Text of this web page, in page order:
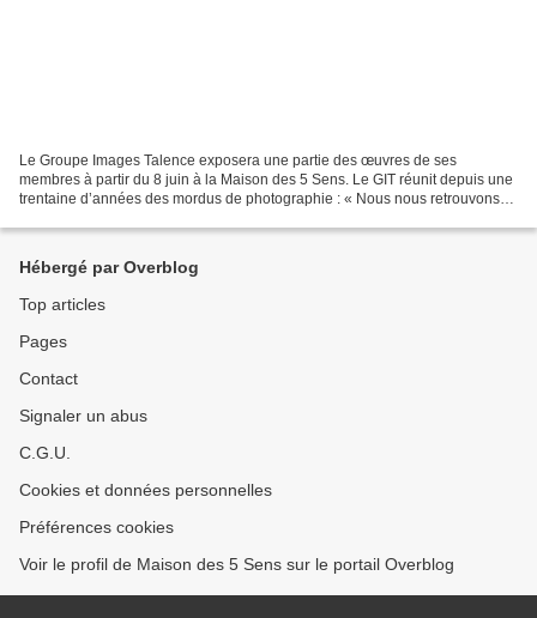
Le Groupe Images Talence exposera une partie des œuvres de ses
membres à partir du 8 juin à la Maison des 5 Sens. Le GIT réunit depuis une
trentaine d’années des mordus de photographie : « Nous nous retrouvons
Hébergé par Overblog
Top articles
Pages
Contact
Signaler un abus
C.G.U.
Cookies et données personnelles
Préférences cookies
Voir le profil de Maison des 5 Sens sur le portail Overblog